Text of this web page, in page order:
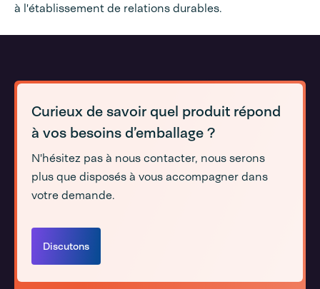
à l'établissement de relations durables.
Curieux de savoir quel produit répond
à vos besoins d’emballage ?
N'hésitez pas à nous contacter, nous serons
plus que disposés à vous accompagner dans
votre demande.
Discutons